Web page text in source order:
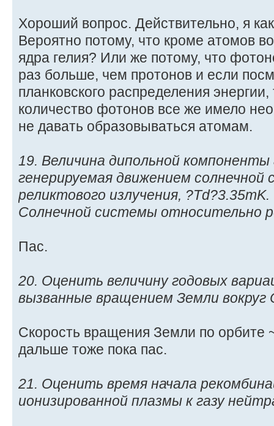
Хороший вопрос. Действительно, я
Вероятно потому, что кроме атомов
ядра гелия? Или же потому, что
раз больше, чем протонов и если
планковского распределения
количество фотонов все же имело
не давать образовываться атомам.
19. Величина дипольной
генерируемая движением
реликтового излучения,
Солнечной системы относительно
Пас.
20. Оценить величину годовых
вызванные вращением Земли вокруг
Скорость вращения Земли по орбите
дальше тоже пока пас.
21. Оценить время начала
ионизированной плазмы к газу